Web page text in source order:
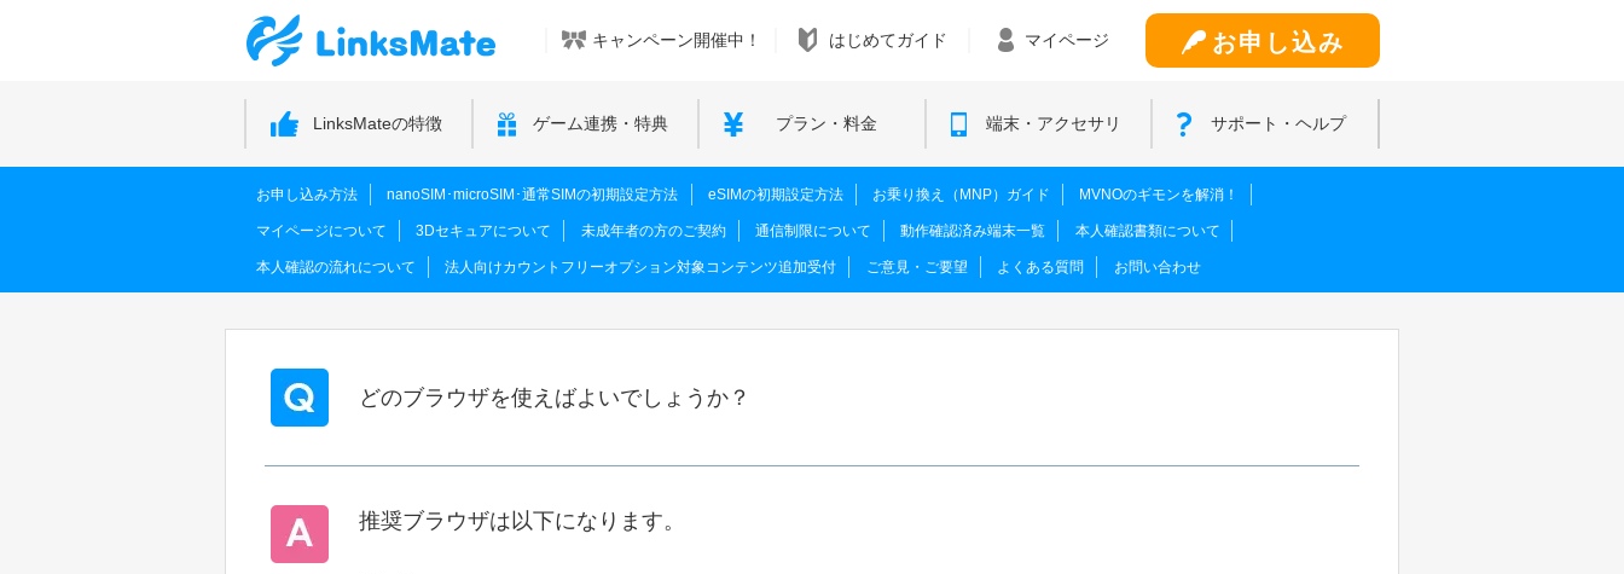
キャンペーン開催中！ はじめてガイド マイページ お申し込み
LinksMateの特徴 ゲーム連携・特典 プラン・料金 端末・アクセサリ サポート・ヘルプ
お申し込み方法 nanoSIM･microSIM･通常SIMの初期設定方法 eSIMの初期設定方法 お乗り換え（MNP）ガイド MVNOのギモンを解消！
マイページについて 3Dセキュアについて 未成年者の方のご契約 通信制限について 動作確認済み端末一覧 本人確認書類について
本人確認の流れについて 法人向けカウントフリーオプション対象コンテンツ追加受付 ご意見・ご要望 よくある質問 お問い合わせ
どのブラウザを使えばよいでしょうか？
推奨ブラウザは以下になります。